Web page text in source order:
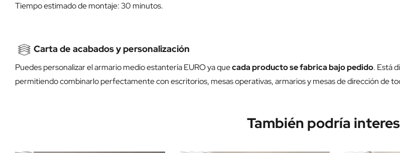
Tiempo estimado de montaje: 30 minutos.
Carta de acabados y personalización
Puedes personalizar el armario medio estantería EURO ya quecada producto se fabrica bajo pedido. Está
permitiendo combinarlo perfectamente con escritorios, mesas operativas, armarios y mesas de dirección de
También podría